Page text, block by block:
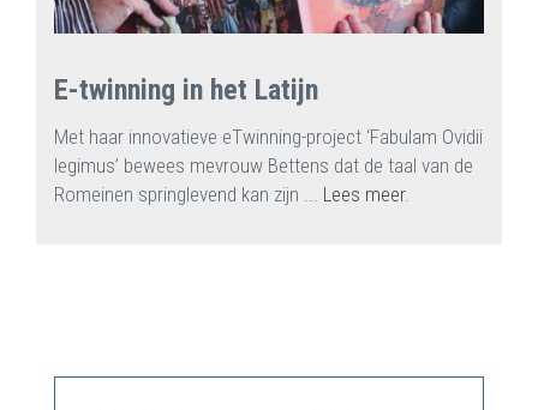
E-twinning in het Latijn
Met haar innovatieve eTwinning-project ‘Fabulam Ovidii
legimus’ bewees mevrouw Bettens dat de taal van de
Romeinen springlevend kan zijn ... Lees meer.